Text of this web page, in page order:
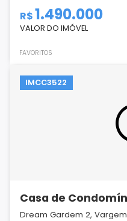
R$1.490.000
VALOR DO IMÓVEL
FAVORITOS
IMCC3522
Casa de
Dream Gardem 2,